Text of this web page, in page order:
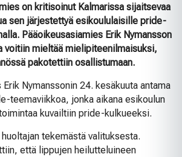
on kritisoinut Kalmarissa sijaitsevaa
sen järjestettyä esikoululaisille pride-
Pääoikeusasiamies Erik Nymansson
voitiin mieltää mielipiteenilmaisuksi,
pakotettiin osallistumaan.
Nymanssonin 24. kesäkuuta antama
teemaviikkoa, jonka aikana esikoulun
kuvailtiin pride-kulkueeksi.
tekemästä valituksesta.
että lippujen heilutteluineen